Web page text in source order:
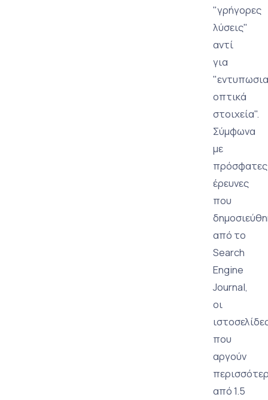
"γρήγορες
λύσεις"
αντί
για
οπτικά
στοιχεία".
Σύμφωνα
με
πρόσφατες
έρευνες
που
από το
Search
Engine
Journal,
οι
που
αργούν
από 1.5